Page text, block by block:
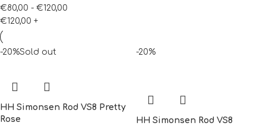
€80,00 - €120,00
€120,00 +
-20%Sold out
HH Simonsen Rod VS8 Pretty
Rose
-20%
HH Simonsen Rod VS8